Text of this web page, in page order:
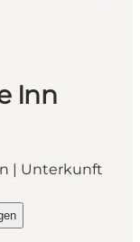
Inn
| Unterkunft
Inn Between"
- The Inn Between